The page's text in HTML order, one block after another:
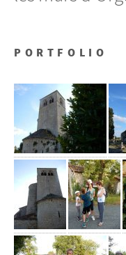
PORTFOLIO